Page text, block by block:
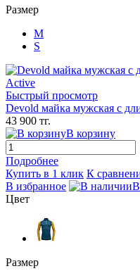
Размер
M
S
Быстрый просмотр
Devold майка мужская с
43 900 тг.
В корзину
Подробнее
Купить в 1 клик К
В избранное
Цвет
Размер